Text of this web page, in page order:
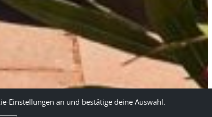
Einstellungen an und bestätige deine Auswahl.